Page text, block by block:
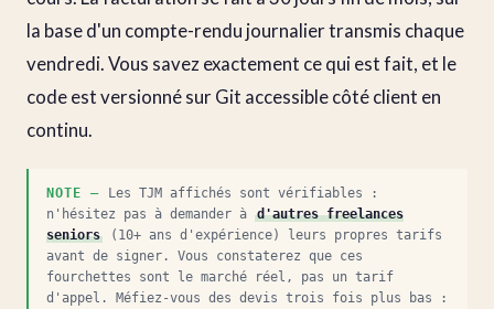
la base d'un compte-rendu journalier transmis chaque
vendredi. Vous savez exactement ce qui est fait, et le
code est versionné sur Git accessible côté client en
continu.
Les TJM affichés sont vérifiables :
n'hésitez pas à demander à d'autres freelances
seniors
(10+ ans d'expérience) leurs propres tarifs
avant de signer. Vous constaterez que ces
fourchettes sont le marché réel, pas un tarif
d'appel. Méfiez-vous des devis trois fois plus bas :